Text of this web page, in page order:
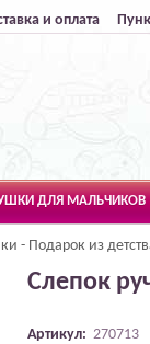
и оплата
ДЛЯ МАЛЬЧИКОВ
- Подарок из
Слепок
Артикул: 270713